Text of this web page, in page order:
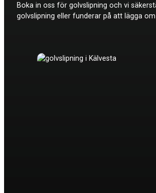
Boka in oss för golvslipning och vi
golvslipning eller funderar på att lägga